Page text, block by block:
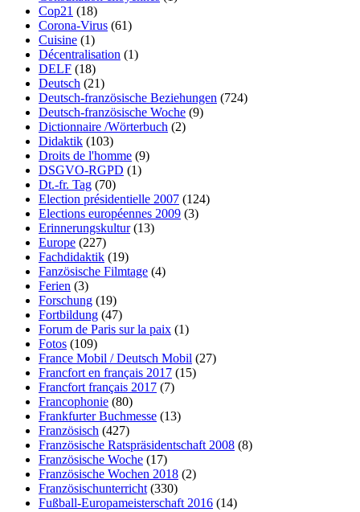
Cop21 (18)
Corona-Virus (61)
Cuisine (1)
Décentralisation (1)
DELF (18)
Deutsch (21)
Deutsch-französische Beziehungen (724)
Deutsch-französische Woche (9)
Dictionnaire /Wörterbuch (2)
Didaktik (103)
Droits de l'homme (9)
DSGVO-RGPD (1)
Dt.-fr. Tag (70)
Election présidentielle 2007 (124)
Elections européennes 2009 (3)
Erinnerungskultur(13)
Europe (227)
Fachdidaktik (19)
Fanzösische Filmtage (4)
Ferien (3)
Forschung (19)
Fortbildung (47)
Forum de Paris sur la paix (1)
Fotos (109)
France Mobil / Deutsch Mobil (27)
Francfort en français 2017 (15)
Francfort français 2017 (7)
Francophonie (80)
Frankfurter Buchmesse (13)
Französisch (427)
Französische Ratspräsidentschaft 2008 (8)
Französische Woche (17)
Französische Wochen 2018 (2)
Französischunterricht (330)
Fußball-Europameisterschaft 2016 (14)